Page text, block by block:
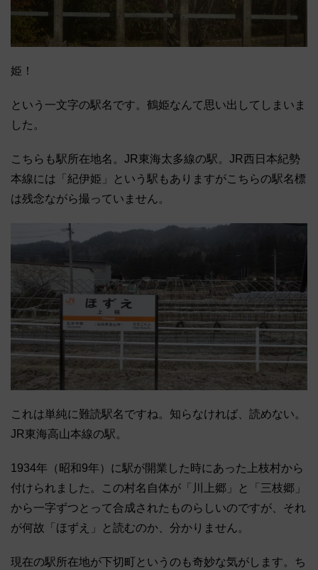
姫！
という一文字の駅名です。鶴姫なんて思い出してしまいま
した。
こちらも駅所在地名。JR東海太多線の駅。JR西日本紀勢
本線には「紀伊姫」という駅もありますがこちらの駅名標
は残念ながら撮っていません。
これは単純に難読駅名ですね。知らなければ、読めない。
JR東海高山本線の駅。
1934年（昭和9年）に駅が開業した時にあった上枝村から
付けられました。この村名自体が「川上郷」と「三枝郷」
から一字ずつとって合成されたものらしいのですが、それ
が何故「ほずえ」と読むのか、分かりません。
現在の駅所在地が下切町というのも奇妙な気がします。ち